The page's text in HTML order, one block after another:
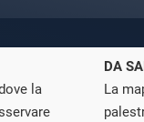
la
DA
La